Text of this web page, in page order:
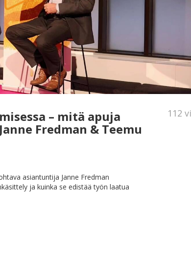
– mitä apuja
Fredman & Teemu
112
asiantuntija Janne Fredman
ja kuinka se edistää työn laatua